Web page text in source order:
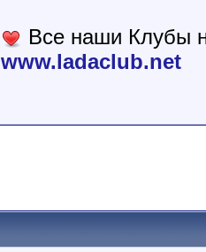
Все наши Клубы
www.ladaclub.net